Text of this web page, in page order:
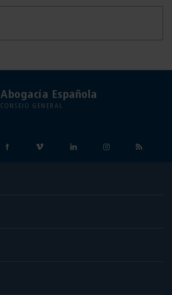
Abogacía Española
CONSEJO GENERAL